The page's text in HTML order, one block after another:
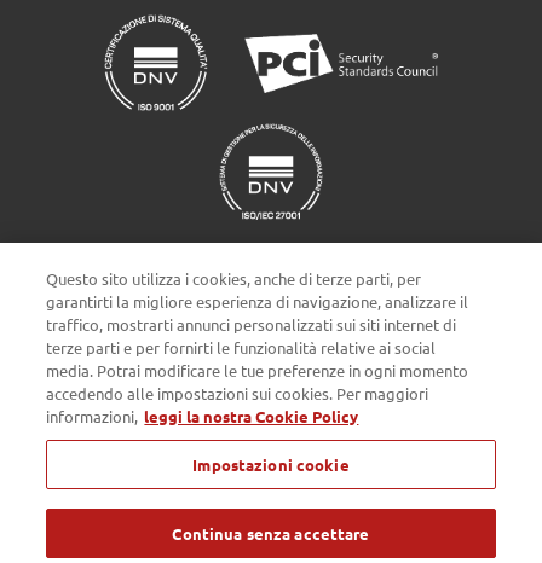
Impostazioni cookie
Privacy policy Cookie Policy
Passepartout s.p.a. - Società a socio unico - c/o SM HUB - Via
Consiglio dei Sessanta 99, 47891 Dogana Repubblica di San Marino
- Tel. 0549 978011 - Numero Verde 800 414243 - Codice Operatore
Economico SM03473 - Iscrizione Registro Società n° 6210 del 6
Questo sito utilizza i cookies, anche di terze parti, per
garantirti la migliore esperienza di navigazione, analizzare il
traffico, mostrarti annunci personalizzati sui siti internet di
terze parti e per fornirti le funzionalità relative ai social
media. Potrai modificare le tue preferenze in ogni momento
accedendo alle impostazioni sui cookies. Per maggiori
informazioni, leggi la nostra Cookie Policy
Impostazioni cookie
Continua senza accettare